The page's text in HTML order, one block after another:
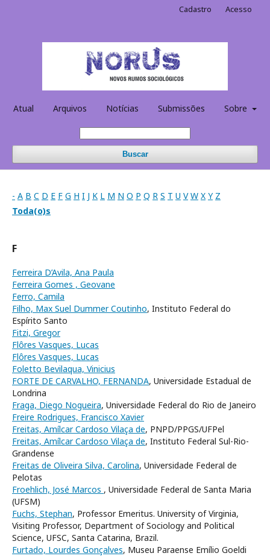
Atual Arquivos Notícias Submissões Sobre
Buscar
Cadastro Acesso
- A B C D E F G H I J K L M N O P Q R S T U V W X Y Z
Toda(o)s
F
Ferreira D’Avila, Ana Paula
Ferreira Gomes , Geovane
Ferro, Camila
Filho, Max Suel Dummer Coutinho, Instituto Federal do
Espírito Santo
Fitzi, Gregor
Flôres Vasques, Lucas
Flôres Vasques, Lucas
Foletto Bevilaqua, Vinicius
FORTE DE CARVALHO, FERNANDA, Universidade Estadual de
Londrina
Fraga, Diego Nogueira, Universidade Federal do Rio de Janeiro
Freire Rodrigues, Francisco Xavier
Freitas, Amílcar Cardoso Vilaça de, PNPD/PPGS/UFPel
Freitas, Amílcar Cardoso Vilaça de, Instituto Federal Sul-Rio-
Grandense
Freitas de Oliveira Silva, Carolina, Universidade Federal de
Pelotas
Froehlich, José Marcos , Universidade Federal de Santa Maria
(UFSM)
Fuchs, Stephan, Professor Emeritus. University of Virginia,
Visiting Professor, Department of Sociology and Political
Science, UFSC, Santa Catarina, Brazil.
Furtado, Lourdes Gonçalves, Museu Paraense Emílio Goeldi